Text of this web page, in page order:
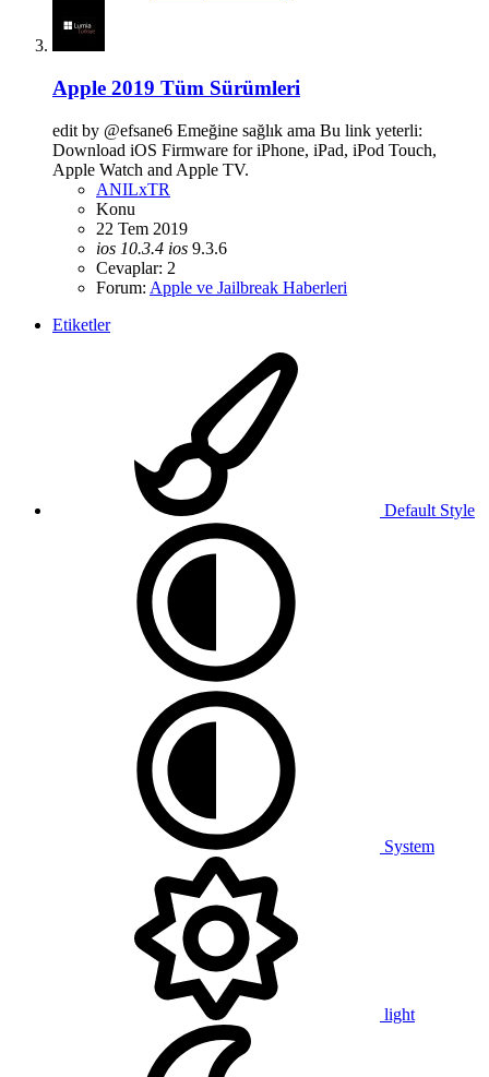
Apple 2019 Tüm Sürümleri
edit by @efsane6 Emeğine sağlık ama Bu link yeterli:
Download iOS Firmware for iPhone, iPad, iPod Touch,
Apple Watch and Apple TV.
ANILxTR
Konu
22 Tem 2019
ios 10.3.4 ios 9.3.6
Cevaplar: 2
Forum: Apple ve Jailbreak Haberleri
Etiketler
Default Style
System
light